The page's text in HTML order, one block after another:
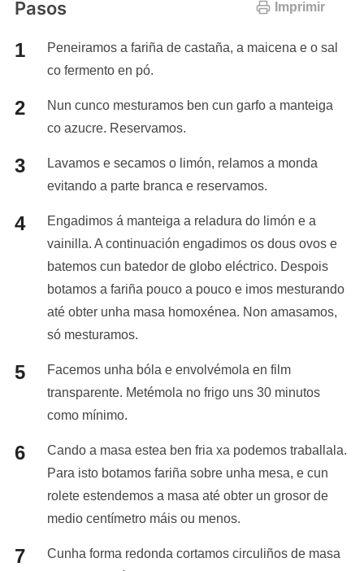
Imprimir
Pasos
Peneiramos a fariña de castaña, a maicena e o sal
co fermento en pó.
Nun cunco mesturamos ben cun garfo a manteiga
co azucre. Reservamos.
Lavamos e secamos o limón, relamos a monda
evitando a parte branca e reservamos.
Engadimos á manteiga a reladura do limón e a
vainilla. A continuación engadimos os dous ovos e
batemos cun batedor de globo eléctrico. Despois
botamos a fariña pouco a pouco e imos mesturando
até obter unha masa homoxénea. Non amasamos,
só mesturamos.
Facemos unha bóla e envolvémola en film
transparente. Metémola no frigo uns 30 minutos
como mínimo.
Cando a masa estea ben fria xa podemos traballala.
Para isto botamos fariña sobre unha mesa, e cun
rolete estendemos a masa até obter un grosor de
medio centímetro máis ou menos.
Cunha forma redonda cortamos circuliños de masa